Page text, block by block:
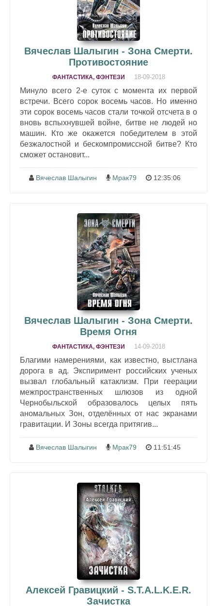
Вячеслав Шалыгин - Зона Смерти.
Противостояние
ФАНТАСТИКА, ФЭНТЕЗИ 18-09-2018
Минуло всего 2-е суток с момента их первой
встречи. Всего сорок восемь часов. Но именно
эти сорок восемь часов стали точкой отсчета в о
вновь вспыхнувшей войне, битве не людей но
машин. Кто же окажется победителем в этой
безжалостной и бескомпромиссной битве? Кто
сможет остановит...
Вячеслав Шалыгин Мрак79 12:35:06
Вячеслав Шалыгин - Зона Смерти.
Время Огня
ФАНТАСТИКА, ФЭНТЕЗИ 14-09-2018
Благими намерениями, как известно, выстлана
дорога в ад. Экспиримент российских ученых
вызвал глобальный катаклизм. При геерации
межпространственных шлюзов из одной
Чернобыльской образовалось целых пять
аномальных Зон, отделённых от нас экранами
гравитации. И Зоны всегда притягив...
Вячеслав Шалыгин Мрак79 11:51:45
Алексей Гравицкий - S.T.A.L.K.E.R.
Зачистка